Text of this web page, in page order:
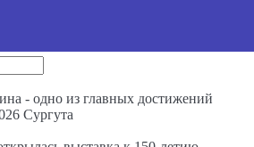
- одно из главных достижений
Сургута